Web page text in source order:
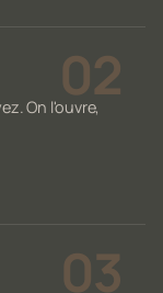
On l'ouvre,